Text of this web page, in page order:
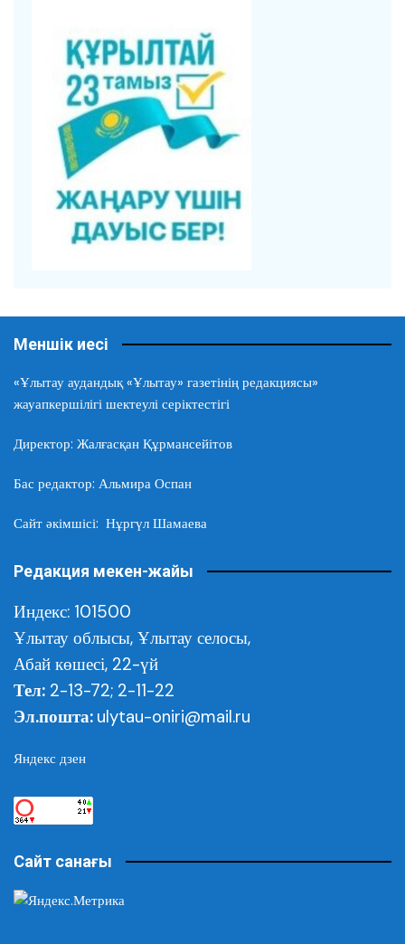
Меншік иесі
«Ұлытау аудандық «Ұлытау» газетінің редакциясы»
жауапкершілігі шектеулі серіктестігі
Директор: Жалғасқан Құрмансейітов
Бас редактор: Альмира Оспан
Сайт әкімшісі: Нұргүл Шамаева
Редакция мекен-жайы
Индекс: 101500
Ұлытау облысы, Ұлытау селосы,
Абай көшесі, 22-үй
Тел: 2-13-72; 2-11-22
Эл.пошта: ulytau-oniri@mail.ru
Яндекс дзен
Сайт санағы